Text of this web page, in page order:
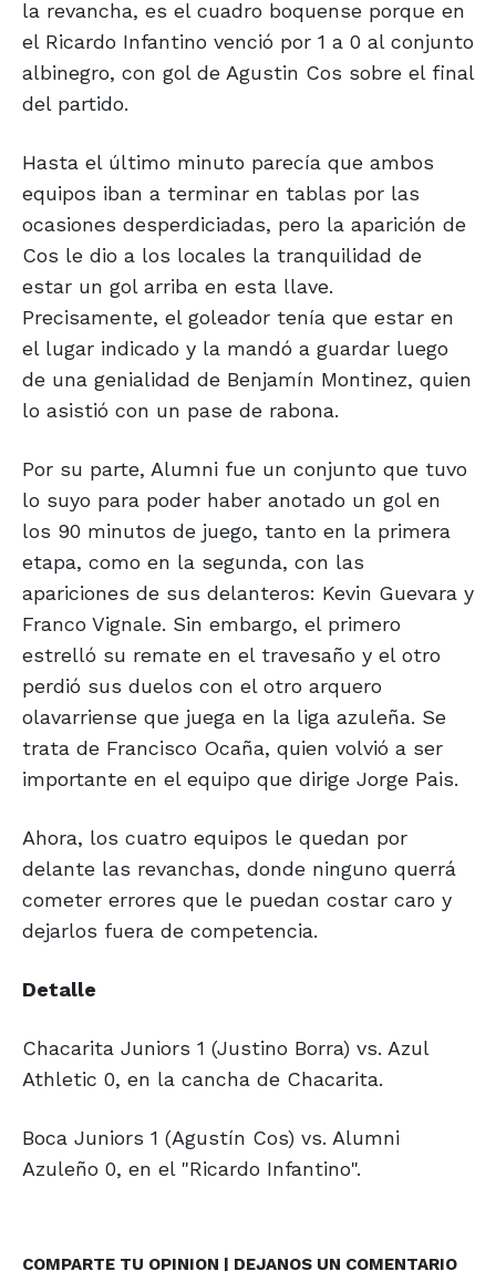
la revancha, es el cuadro boquense porque en
el Ricardo Infantino venció por 1 a 0 al conjunto
albinegro, con gol de Agustin Cos sobre el final
del partido.
Hasta el último minuto parecía que ambos
equipos iban a terminar en tablas por las
ocasiones desperdiciadas, pero la aparición de
Cos le dio a los locales la tranquilidad de
estar un gol arriba en esta llave.
Precisamente, el goleador tenía que estar en
el lugar indicado y la mandó a guardar luego
de una genialidad de Benjamín Montinez, quien
lo asistió con un pase de rabona.
Por su parte, Alumni fue un conjunto que tuvo
lo suyo para poder haber anotado un gol en
los 90 minutos de juego, tanto en la primera
etapa, como en la segunda, con las
apariciones de sus delanteros: Kevin Guevara y
Franco Vignale. Sin embargo, el primero
estrelló su remate en el travesaño y el otro
perdió sus duelos con el otro arquero
olavarriense que juega en la liga azuleña. Se
trata de Francisco Ocaña, quien volvió a ser
importante en el equipo que dirige Jorge Pais.
Ahora, los cuatro equipos le quedan por
delante las revanchas, donde ninguno querrá
cometer errores que le puedan costar caro y
dejarlos fuera de competencia.
Detalle
Chacarita Juniors 1 (Justino Borra) vs. Azul
Athletic 0, en la cancha de Chacarita.
Boca Juniors 1 (Agustín Cos) vs. Alumni
Azuleño 0, en el "Ricardo Infantino".
COMPARTE TU OPINION | DEJANOS UN COMENTARIO